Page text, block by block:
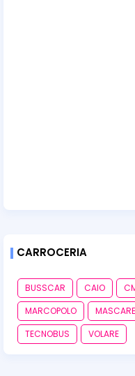
CARROCERIA
BUSSCAR CAIO
MARCOPOLO
TECNOBUS
VOLARE